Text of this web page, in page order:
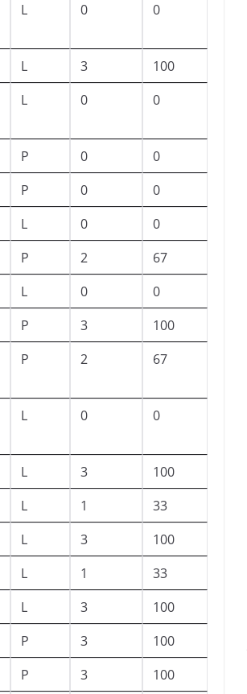
L 0 0
L 3
100
L 0 0
P 0
0
P 0
0
L 0
0
P 2
67
L 0
0
P 3
100
P 2 67
L 0 0
L 3
100
L 1
33
L 3
100
L 1
33
L 3
100
P 3
100
P 3 100